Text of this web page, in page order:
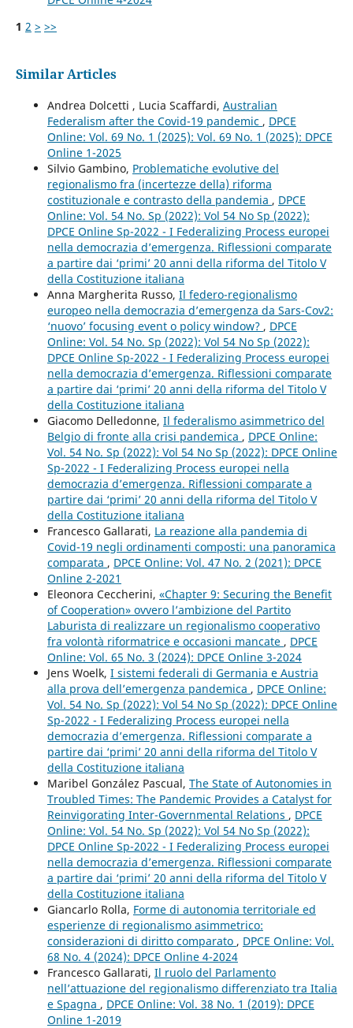
1 2 > >>
Similar Articles
Andrea Dolcetti , Lucia Scaffardi, Australian
Federalism after the Covid-19 pandemic , DPCE
Online: Vol. 69 No. 1 (2025): Vol. 69 No. 1 (2025): DPCE
Online 1-2025
Silvio Gambino, Problematiche evolutive del
regionalismo fra (incertezze della) riforma
costituzionale e contrasto della pandemia , DPCE
Online: Vol. 54 No. Sp (2022): Vol 54 No Sp (2022):
DPCE Online Sp-2022 - I Federalizing Process europei
nella democrazia d’emergenza. Riflessioni comparate
a partire dai ‘primi’ 20 anni della riforma del Titolo V
della Costituzione italiana
Anna Margherita Russo, Il federo-regionalismo
europeo nella democrazia d’emergenza da Sars-Cov2:
‘nuovo’ focusing event o policy window? , DPCE
Online: Vol. 54 No. Sp (2022): Vol 54 No Sp (2022):
DPCE Online Sp-2022 - I Federalizing Process europei
nella democrazia d’emergenza. Riflessioni comparate
a partire dai ‘primi’ 20 anni della riforma del Titolo V
della Costituzione italiana
Giacomo Delledonne, Il federalismo asimmetrico del
Belgio di fronte alla crisi pandemica , DPCE Online:
Vol. 54 No. Sp (2022): Vol 54 No Sp (2022): DPCE Online
Sp-2022 - I Federalizing Process europei nella
democrazia d’emergenza. Riflessioni comparate a
partire dai ‘primi’ 20 anni della riforma del Titolo V
della Costituzione italiana
Francesco Gallarati, La reazione alla pandemia di
Covid-19 negli ordinamenti composti: una panoramica
comparata , DPCE Online: Vol. 47 No. 2 (2021): DPCE
Online 2-2021
Eleonora Ceccherini, «Chapter 9: Securing the Benefit
of Cooperation» ovvero l’ambizione del Partito
Laburista di realizzare un regionalismo cooperativo
fra volontà riformatrice e occasioni mancate , DPCE
Online: Vol. 65 No. 3 (2024): DPCE Online 3-2024
Jens Woelk, I sistemi federali di Germania e Austria
alla prova dell’emergenza pandemica , DPCE Online:
Vol. 54 No. Sp (2022): Vol 54 No Sp (2022): DPCE Online
Sp-2022 - I Federalizing Process europei nella
democrazia d’emergenza. Riflessioni comparate a
partire dai ‘primi’ 20 anni della riforma del Titolo V
della Costituzione italiana
Maribel González Pascual, The State of Autonomies in
Troubled Times: The Pandemic Provides a Catalyst for
Reinvigorating Inter-Governmental Relations , DPCE
Online: Vol. 54 No. Sp (2022): Vol 54 No Sp (2022):
DPCE Online Sp-2022 - I Federalizing Process europei
nella democrazia d’emergenza. Riflessioni comparate
a partire dai ‘primi’ 20 anni della riforma del Titolo V
della Costituzione italiana
Giancarlo Rolla, Forme di autonomia territoriale ed
esperienze di regionalismo asimmetrico:
considerazioni di diritto comparato , DPCE Online: Vol.
68 No. 4 (2024): DPCE Online 4-2024
Francesco Gallarati, Il ruolo del Parlamento
nell’attuazione del regionalismo differenziato tra Italia
e Spagna , DPCE Online: Vol. 38 No. 1 (2019): DPCE
Online 1-2019